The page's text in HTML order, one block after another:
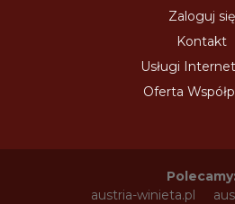
Zaloguj się
Kontakt
Usługi
Oferta
Polecamy:
austria-winieta.pl